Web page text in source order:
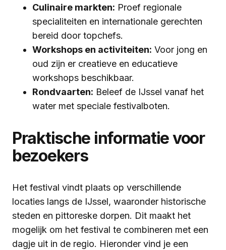
Culinaire markten: Proef regionale
specialiteiten en internationale gerechten
bereid door topchefs.
Workshops en activiteiten: Voor jong en
oud zijn er creatieve en educatieve
workshops beschikbaar.
Rondvaarten: Beleef de IJssel vanaf het
water met speciale festivalboten.
Praktische informatie voor
bezoekers
Het festival vindt plaats op verschillende
locaties langs de IJssel, waaronder historische
steden en pittoreske dorpen. Dit maakt het
mogelijk om het festival te combineren met een
dagje uit in de regio. Hieronder vind je een